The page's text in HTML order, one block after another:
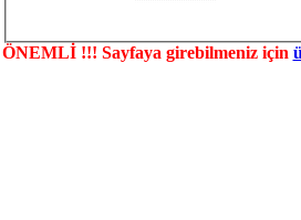
ÖNEMLİ !!! Sayfaya girebilmeniz için